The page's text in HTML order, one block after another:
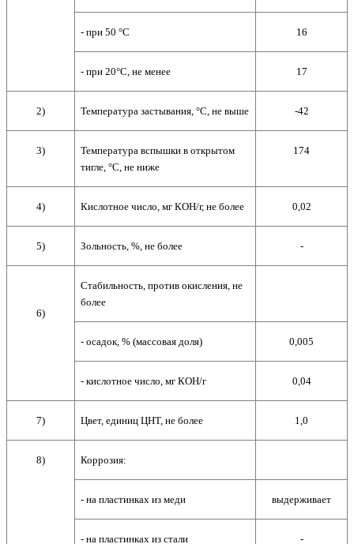
- при 50°С 16
- при 20°С, не менее 17
2) Температура застывания, °С, не выше -42
3)
Температура вспышки в открытом
тигле, °С, не ниже
174
4) Кислотное число, мг КОН/г, не более 0,02
5) Зольность, %, не более -
6)
Стабильность, против окисления, не
более
- осадок, % (массовая доля) 0,005
- кислотное число, мг КОН/г 0,04
7) Цвет, единиц ЦНТ, не более 1,0
8) Коррозия:
- на пластинках из меди выдерживает
- на пластинках из стали -